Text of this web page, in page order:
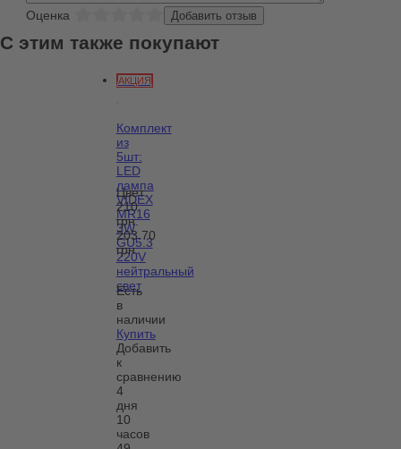
Оценка
С этим также покупают
АКЦИЯ
Комплект
из
5шт:
LED
лампа
VIDEX
MR16
3W
GU5.3
220V
нейтральный
свет
Цвет:
210
грн.
203.70
грн.
Есть
в
наличии
Купить
Добавить
к
сравнению
4
дня
10
часов